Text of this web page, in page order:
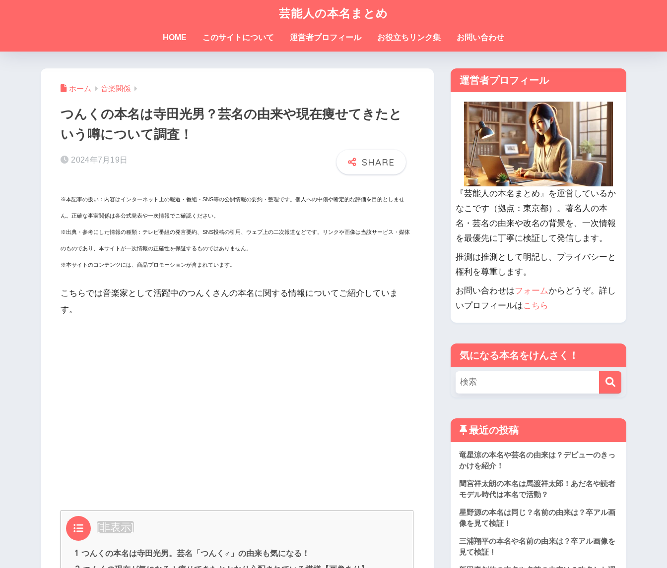
芸能人の本名まとめ
HOME このサイトについて 運営者プロフィール お役立ちリンク集 お問い合わせ
ホーム 音楽関係
つんくの本名は寺田光男？芸名の由来や現在痩せてきたと
いう噂について調査！
2024年7月19日
※本記事の扱い：内容はインターネット上の報道・番組・SNS等の公開情報の要約・整理です。個人への中傷や断定的な評価を目的としませ
ん。正確な事実関係は各公式発表や一次情報でご確認ください。
※出典・参考にした情報の種類：テレビ番組の発言要約、SNS投稿の引用、ウェブ上の二次報道などです。リンクや画像は当該サービス・媒体
のものであり、本サイトが一次情報の正確性を保証するものではありません。
※本サイトのコンテンツには、商品プロモーションが含まれています。
こちらでは音楽家として活躍中のつんくさんの本名に関する情報についてご紹介していま
す。
目次 [非表示]
1 つんくの本名は寺田光男。芸名「つんく♂」の由来も気になる！
運営者プロフィール
『芸能人の本名まとめ』を運営しているか
なこです（拠点：東京都）。著名人の本
名・芸名の由来や改名の背景を、一次情報
を最優先に丁寧に検証して発信します。
推測は推測として明記し、プライバシーと
権利を尊重します。
お問い合わせはフォームからどうぞ。詳し
いプロフィールはこちら
気になる本名をけんさく！
最近の投稿
竜星涼の本名や芸名の由来は？デビューのきっ
かけを紹介！
間宮祥太朗の本名は馬渡祥太郎！あだ名や読者
モデル時代は本名で活動？
星野源の本名は同じ？名前の由来は？卒アル画
像を見て検証！
三浦翔平の本名や名前の由来は？卒アル画像を
見て検証！